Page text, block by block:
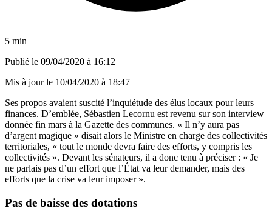
5 min
Publié le 09/04/2020 à 16:12
Mis à jour le 10/04/2020 à 18:47
Ses propos avaient suscité l’inquiétude des élus locaux pour leurs
finances. D’emblée, Sébastien Lecornu est revenu surson interview
donnée fin mars à la Gazette des communes. « Il n’y aura pas
d’argent magique » disait alors le Ministre en charge des collectivités
territoriales, « tout le monde devra faire des efforts, y compris les
collectivités ». Devant les sénateurs, il a donc tenu à préciser : « Je
ne parlais pas d’un effort que l’État va leur demander, mais des
efforts que la crise va leur imposer ».
Pas de baisse des dotations